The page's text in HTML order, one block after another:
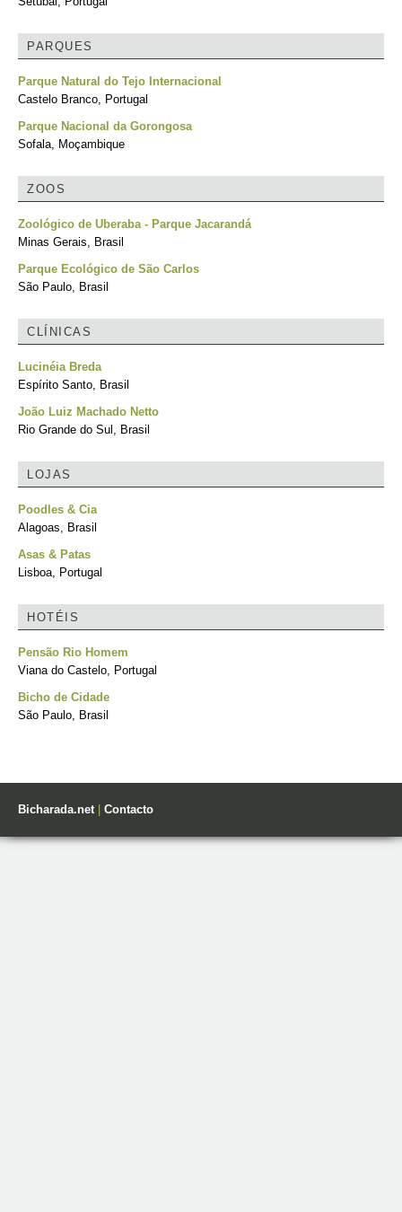
PARQUES
Parque Natural do Tejo Internacional
Castelo Branco, Portugal
Parque Nacional da Gorongosa
Sofala, Moçambique
ZOOS
Zoológico de Uberaba - Parque Jacarandá
Minas Gerais, Brasil
Parque Ecológico de São Carlos
São Paulo, Brasil
CLÍNICAS
Lucinéia Breda
Espírito Santo, Brasil
João Luiz Machado Netto
Rio Grande do Sul, Brasil
LOJAS
Poodles & Cia
Alagoas, Brasil
Asas & Patas
Lisboa, Portugal
HOTÉIS
Pensão Rio Homem
Viana do Castelo, Portugal
Bicho de Cidade
São Paulo, Brasil
Bicharada.net| Contacto